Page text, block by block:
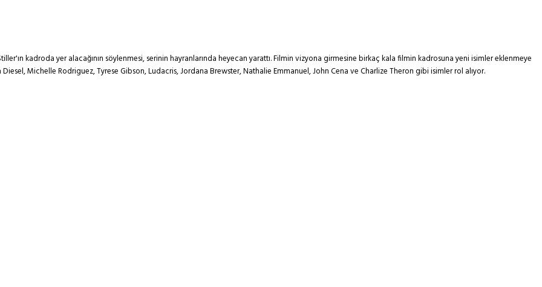
kadroda yer alacağının söylenmesi, serinin hayranlarında heyecan yarattı. Filmin vizyona girmesine birkaç kala filmin kadrosuna yeni isimler eklenmeye
Michelle Rodriguez, Tyrese Gibson, Ludacris, Jordana Brewster, Nathalie Emmanuel, John Cena ve Charlize Theron gibi isimler rol alıyor.